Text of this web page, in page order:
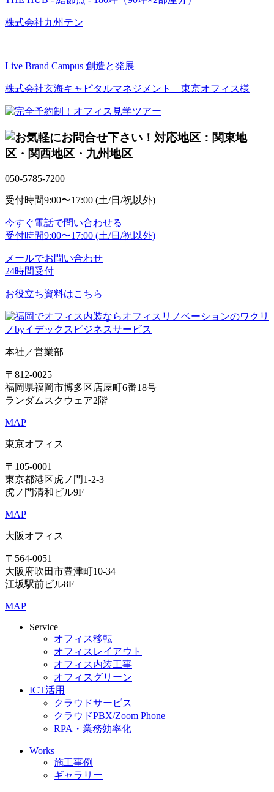
株式会社九州テン
Live Brand Campus 創造と発展
株式会社玄海キャピタルマネジメント 東京オフィス様
対応地区：関東地
区・関西地区・九州地区
050-5785-7200
受付時間9:00〜17:00 (土/日/祝以外)
今すぐ電話で問い合わせる
受付時間9:00〜17:00 (土/日/祝以外)
メールでお問い合わせ
24時間受付
お役立ち資料はこちら
本社／営業部
〒812-0025
福岡県福岡市博多区店屋町6番18号
ランダムスクウェア2階
MAP
東京オフィス
〒105-0001
東京都港区虎ノ門1-2-3
虎ノ門清和ビル9F
MAP
大阪オフィス
〒564-0051
大阪府吹田市豊津町10-34
江坂駅前ビル8F
MAP
Service
オフィス移転
オフィスレイアウト
オフィス内装工事
オフィスグリーン
ICT活用
クラウドサービス
クラウドPBX/Zoom Phone
RPA・業務効率化
Works
施工事例
ギャラリー